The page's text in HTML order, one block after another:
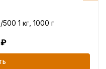
1 кг, 1000 г